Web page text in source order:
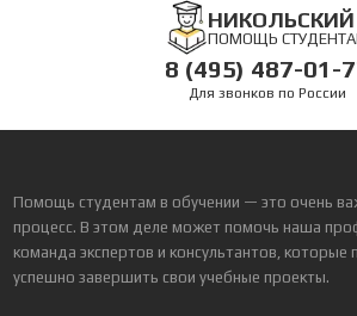
НИКОЛЬСКИЙ
ПОМОЩЬ
8 (495) 487-01-
Для звонков по России
Помощь студентам в обучении — это очень
процесс. В этом деле может помочь наша
команда экспертов и консультантов, которые
успешно завершить свои учебные проекты.